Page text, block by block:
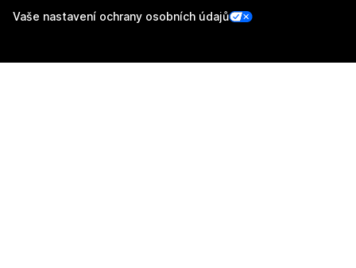
Vaše nastavení ochrany osobních údajů